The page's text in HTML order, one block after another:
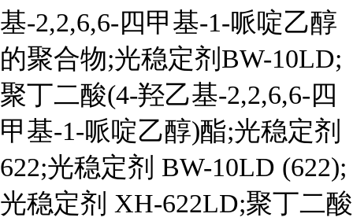
基-2,2,6,6-四甲基-1-哌啶乙醇
的聚合物;光稳定剂BW-10LD;
聚丁二酸(4-羟乙基-2,2,6,6-四
甲基-1-哌啶乙醇)酯;光稳定剂
622;光稳定剂 BW-10LD (622);
光稳定剂 XH-622LD;聚丁二酸